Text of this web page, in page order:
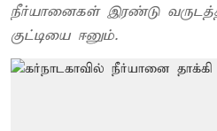
நீர்யானைகள் இரண்டு
குட்டியை ஈனும்.